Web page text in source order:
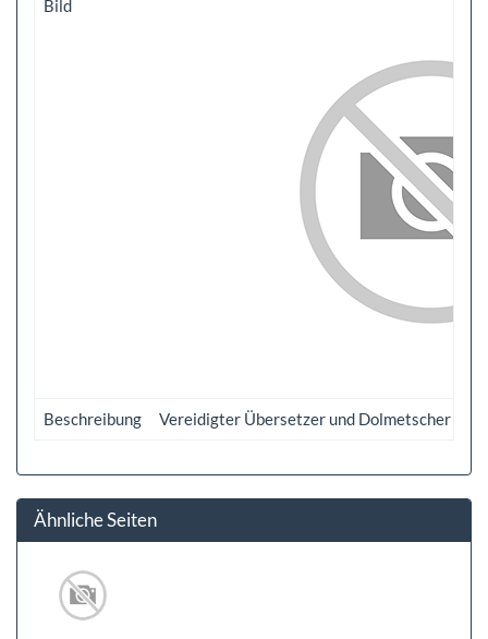
Bild
Beschreibung Vereidigter Übersetzer und Dolmetscher
Ähnliche Seiten